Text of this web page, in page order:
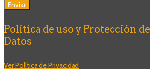
Política de uso y Protección de
Datos
Ver Política de Privacidad